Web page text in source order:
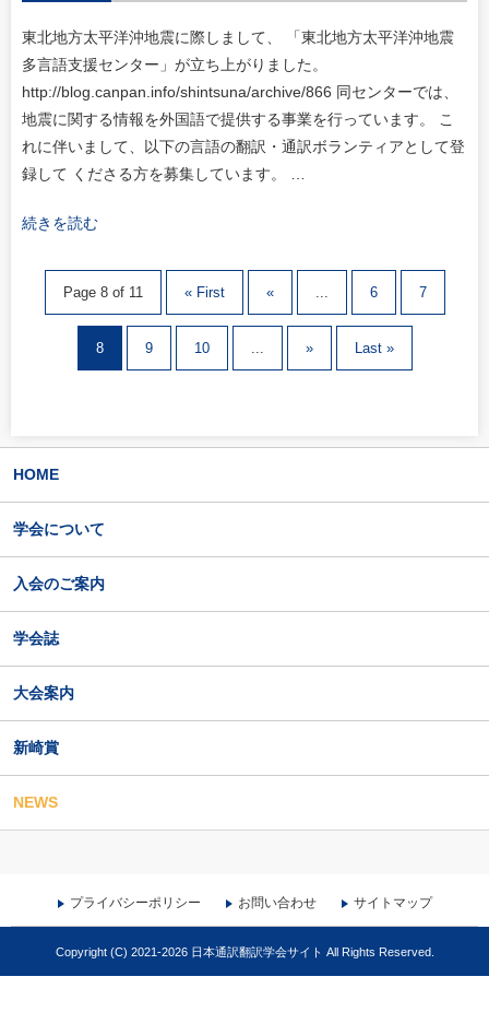
東北地方太平洋沖地震に際しまして、 「東北地方太平洋沖地震
多言語支援センター」が立ち上がりました。
http://blog.canpan.info/shintsuna/archive/866 同センターでは、
地震に関する情報を外国語で提供する事業を行っています。 こ
れに伴いまして、以下の言語の翻訳・通訳ボランティアとして登
録して くださる方を募集しています。 …
続きを読む
Page 8 of 11 « First « ... 6 7
8 9 10 ... » Last »
HOME
学会について
入会のご案内
学会誌
大会案内
新崎賞
NEWS
プライバシーポリシー お問い合わせ サイトマップ
Copyright (C) 2021-2026 日本通訳翻訳学会サイト All Rights Reserved.